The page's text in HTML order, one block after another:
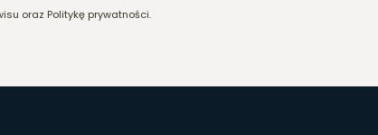
oraz Politykę prywatności.